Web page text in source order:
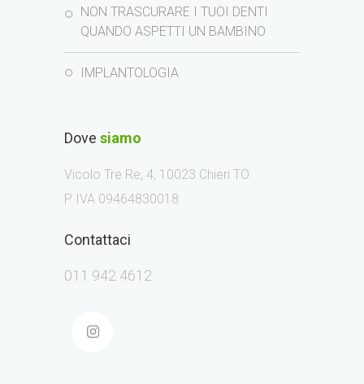
NON TRASCURARE I TUOI DENTI
QUANDO ASPETTI UN BAMBINO
IMPLANTOLOGIA
Dove siamo
Vicolo Tre Re, 4, 10023 Chieri TO
P IVA 09464830018
Contattaci
011 942 4612